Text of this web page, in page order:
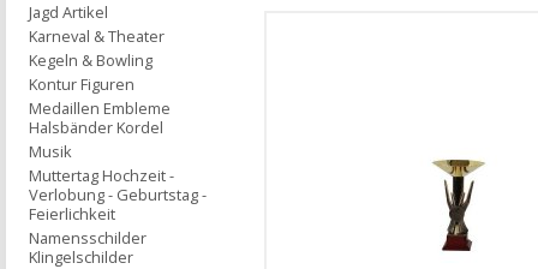
Jagd Artikel
Karneval & Theater
Kegeln & Bowling
Kontur Figuren
Medaillen Embleme
Halsbänder Kordel
Musik
Muttertag Hochzeit -
Verlobung - Geburtstag -
Feierlichkeit
Namensschilder
Klingelschilder